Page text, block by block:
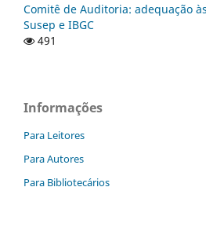
Comitê de Auditoria: adequação
Susep e IBGC
491
Informações
Para Leitores
Para Autores
Para Bibliotecários